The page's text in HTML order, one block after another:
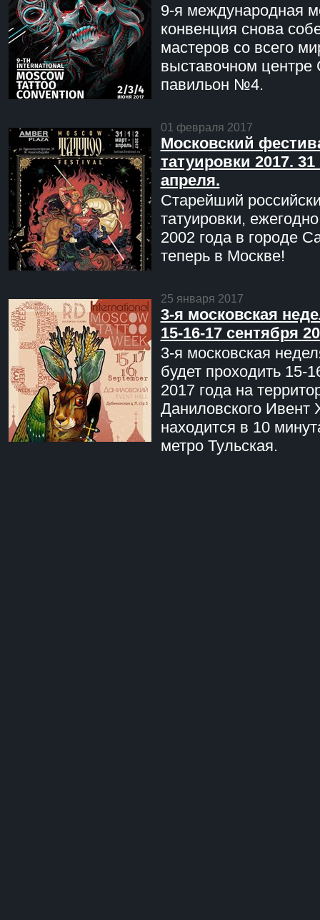
9-я международная
конвенция снова
мастеров со всего
выставочном центре
павильон №4.
01 февраля 2017
Московский
татуировки 2017. 31
апреля.
Старейший
татуировки,
2002 года в городе
теперь в Москве!
25 января 2017
3-я московская
15-16-17 сентября
3-я московская
будет проходить 15-
2017 года на
Даниловского Ивент
находится в 10
метро Тульская.